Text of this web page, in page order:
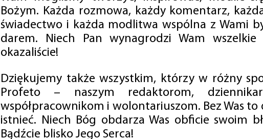
Bożym. Każda rozmowa, każdy komentarz,
świadectwo i każda modlitwa wspólna z Wami
darem. Niech Pan wynagrodzi Wam
okazaliście!
Dziękujemy także wszystkim, którzy w różny
Profeto – naszym redaktorom,
współpracownikom i wolontariuszom. Bez Was to
istnieć. Niech Bóg obdarza Was obficie swoim
Bądźcie blisko Jego Serca!